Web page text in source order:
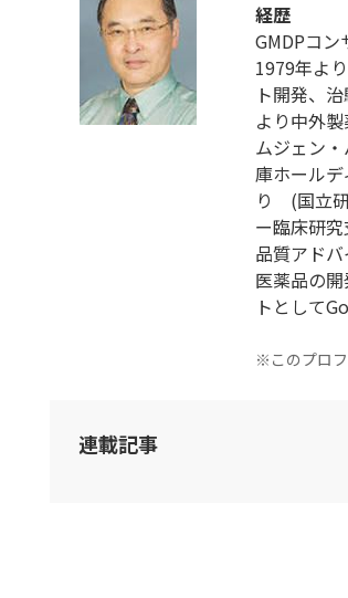
経歴
GMDPコ
1979年よ
ト開発、
より中外
ムジェン
庫ホール
り (国立研
ー臨床研
品質アド
医薬品の
トとして
※このプロ
連載記事